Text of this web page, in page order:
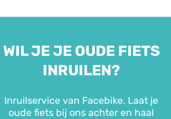
WIL JE JE OUDE FIETS
INRUILEN?
Inruilservice van Facebike. Laat je
oude fiets bij ons achter en haal